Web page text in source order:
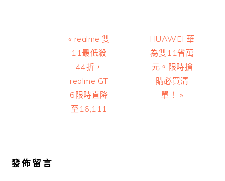
Previous
Post:
« realme 雙
11最低殺
44折，
realme GT
6限時直降
至16,111
Next
Post:
HUAWEI 華
為雙11省萬
元。限時搶
購必買清
單！ »
發佈留言